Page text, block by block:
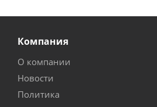
Компания
О компании
Новости
Политика